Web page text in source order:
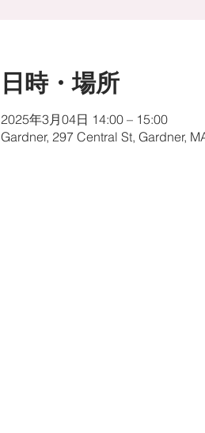
日時・場所
2025年3月04日 14:00 – 15:00
Gardner, 297 Central St, Gardner,